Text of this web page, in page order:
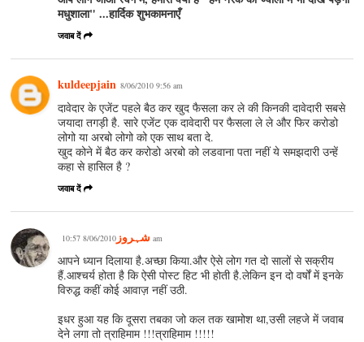
मधुशाला" ...हार्दिक शुभकामनाएँ
जवाब दें
kuldeepjain 8/06/2010 9:56 am
दावेदार के एजेंट पहले बैठ कर खुद फैसला कर ले की किनकी दावेदारी सबसे
जयादा तगड़ी है. सारे एजेंट एक दावेदारी पर फैसला ले ले और फिर करोडो
लोगो या अरबो लोगो को एक साथ बता दे.
खुद कोने में बैठ कर करोडो अरबो को लडवाना पता नहीं ये समझदारी उन्हें
कहा से हासिल है ?
जवाब दें
شہروز 8/06/2010 10:57 am
आपने ध्यान दिलाया है.अच्छा किया.और ऐसे लोग गत दो सालों से सक्रीय
हैं.आश्चर्य होता है कि ऐसी पोस्ट हिट भी होती है.लेकिन इन दो वर्षों में इनके
विरुद्ध कहीं कोई आवाज़ नहीं उठी.
इधर हुआ यह कि दूसरा तबका जो कल तक खामोश था,उसी लहजे में जवाब
देने लगा तो त्राहिमाम !!!त्राहिमाम !!!!!